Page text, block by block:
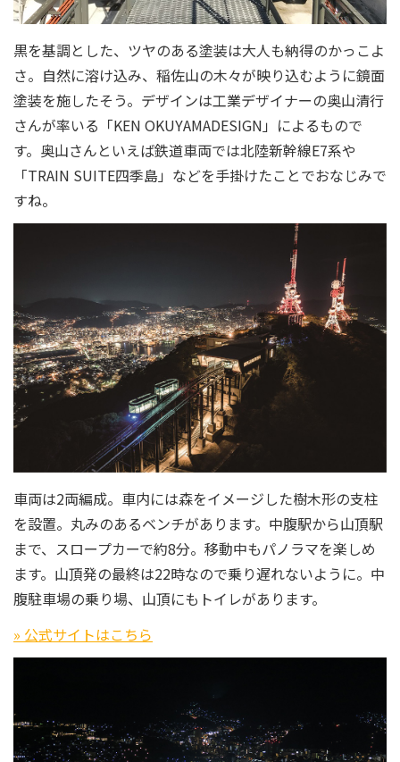
黒を基調とした、ツヤのある塗装は大人も納得のかっこよ
さ。自然に溶け込み、稲佐山の木々が映り込むように鏡面
塗装を施したそう。デザインは工業デザイナーの奥山清行
さんが率いる「KEN OKUYAMADESIGN」によるもので
す。奥山さんといえば鉄道車両では北陸新幹線E7系や
「TRAIN SUITE四季島」などを手掛けたことでおなじみで
すね。
車両は2両編成。車内には森をイメージした樹木形の支柱
を設置。丸みのあるベンチがあります。中腹駅から山頂駅
まで、スロープカーで約8分。移動中もパノラマを楽しめ
ます。山頂発の最終は22時なので乗り遅れないように。中
腹駐車場の乗り場、山頂にもトイレがあります。
» 公式サイトはこちら